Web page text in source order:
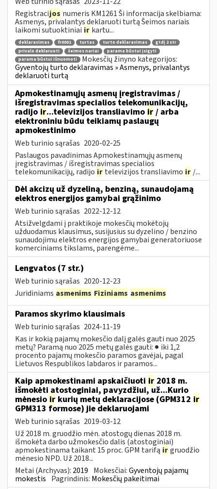
Registracijos numeris KM1261 Ši informacija skelbiama:
Asmenys, privalantys deklaruoti turtą Šeimos nariais
laikomi sutuoktiniai ir kartu...
deklaravimas fr0001 turtas turto deklaravimas
gtdį 2 str
privalo deklaruoti
šeimos nariai
parama būstui įsigyti
parama būstui išnuomoti
Mokesčių žinyno kategorijos:
Gyventojų turto deklaravimas » Asmenys, privalantys
deklaruoti turtą
Apmokestinamųjų asmenų įregistravimas /
išregistravimas specialios telekomunikacijų,
radijo ir...televizijos transliavimo ir / arba
elektroniniu būdu teikiamų paslaugų
apmokestinimo
Web turinio sąrašas 2020-02-25
Paslaugos pavadinimas Apmokestinamųjų asmenų
įregistravimas / išregistravimas specialios
telekomunikacijų, radijo ir televizijos transliavimo ir /...
Dėl akcizų už dyzeliną, benziną, sunaudojamą
elektros energijos gamybai grąžinimo
Web turinio sąrašas 2022-12-12
Atsižvelgdami į praktikoje mokesčių mokėtojų
užduodamus klausimus, susijusius su dyzelino / benzino
sunaudojimu elektros energijos gamybai generatoriuose
komerciniams tikslams, parengėme...
Lengvatos (7 str.)
Web turinio sąrašas 2020-12-23
Juridiniams asmenims Fiziniams asmenims
Paramos skyrimo klausimais
Web turinio sąrašas 2024-11-19
Kas ir kokią pajamų mokesčio dalį galės gauti nuo 2025
metų? Paramą nuo 2025 metų galės gauti: ● iki 1,2
procento pajamų mokesčio paramos gavėjai, pagal
Lietuvos Respublikos labdaros ir paramos...
Kaip apmokestinami apskaičiuoti ir 2018 m.
išmokėti atostoginiai, pavyzdžiui, už...Kurio
mėnesio ir kurių metų deklaracijose (GPM312 ir
GPM313 formose) jie deklaruojami
Web turinio sąrašas 2019-03-12
Už 2018 m. gruodžio mėn. atostogų dienas 2018 m.
išmokėta darbo užmokesčio dalis (atostoginiai)
apmokestinama taikant 15 proc. GPM tarifą irgruodžio
mėnesio NPD. Už 2018...
Metai (Archyvas): 2019 Mokesčiai:Gyventojų pajamų
mokestis Pagrindinis: Mokesčių pakeitimai